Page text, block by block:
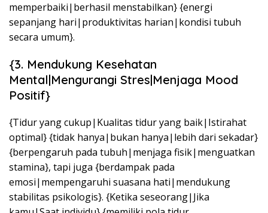
memperbaiki|berhasil menstabilkan} {energi
sepanjang hari|produktivitas harian|kondisi tubuh
secara umum}.
{3. Mendukung Kesehatan
Mental|Mengurangi Stres|Menjaga Mood
Positif}
{Tidur yang cukup|Kualitas tidur yang baik|Istirahat
optimal} {tidak hanya|bukan hanya|lebih dari sekadar}
{berpengaruh pada tubuh|menjaga fisik|menguatkan
stamina}, tapi juga {berdampak pada
emosi|mempengaruhi suasana hati|mendukung
stabilitas psikologis}. {Ketika seseorang|Jika